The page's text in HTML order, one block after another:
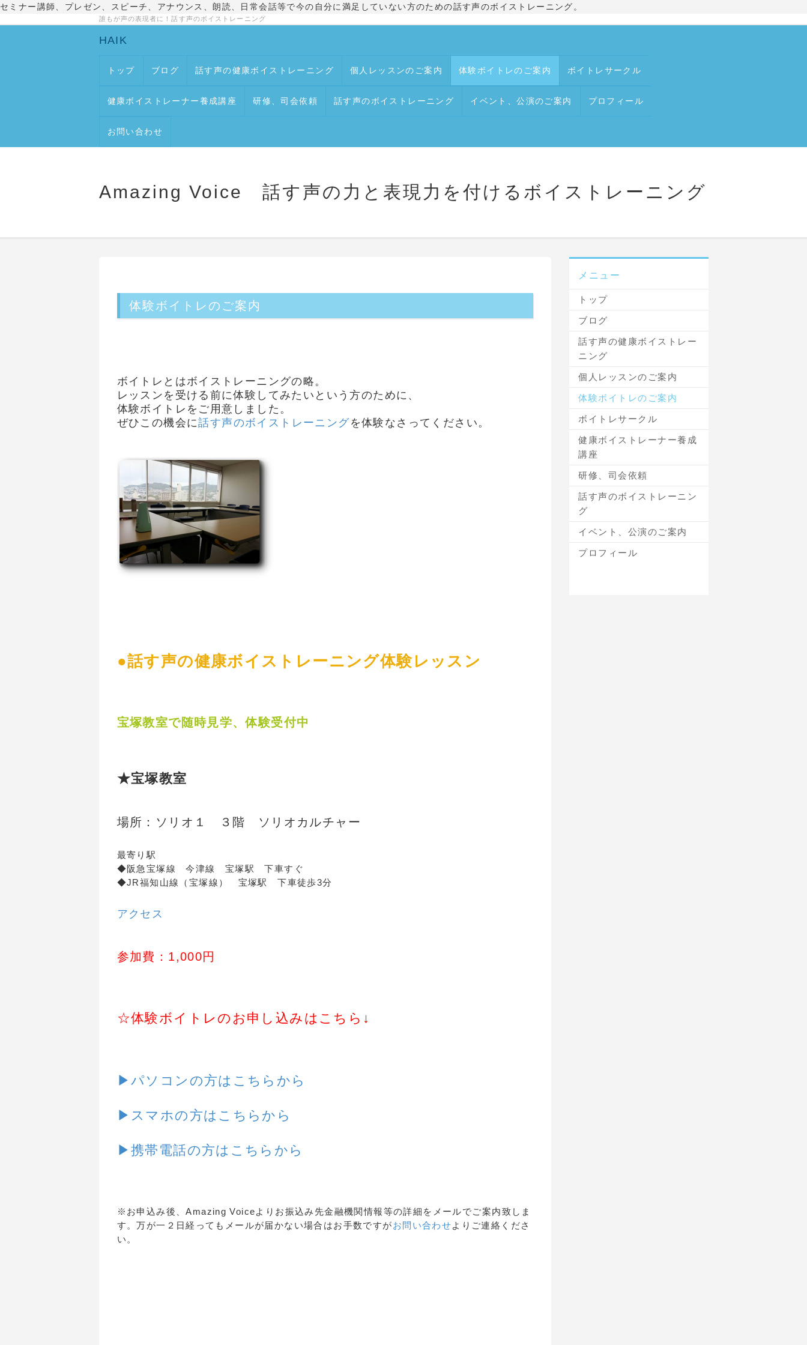
セミナー講師、プレゼン、スピーチ、アナウンス、朗読、日常会話等で今の自分に満足していない方のための話す声のボイストレーニング。
誰もが声の表現者に！話す声のボイストレーニング
HAIK
トップ ブログ 話す声の健康ボイストレーニング 個人レッスンのご案内 体験ボイトレのご案内 ボイトレサークル
健康ボイストレーナー養成講座 研修、司会依頼 話す声のボイストレーニング イベント、公演のご案内 プロフィール
お問い合わせ
Amazing Voice 話す声の力と表現力を付けるボイストレーニング
体験ボイトレのご案内
ボイトレとはボイストレーニングの略。
レッスンを受ける前に体験してみたいという方のために、
体験ボイトレをご用意しました。
ぜひこの機会に話す声のボイストレーニングを体験なさってください。
●話す声の健康ボイストレーニング体験レッスン
宝塚教室で随時見学、体験受付中
★宝塚教室
場所：ソリオ１ ３階 ソリオカルチャー
最寄り駅
◆阪急宝塚線 今津線 宝塚駅 下車すぐ
◆JR福知山線（宝塚線） 宝塚駅 下車徒歩3分
アクセス
参加費：1,000円
☆体験ボイトレのお申し込みはこちら↓
▶パソコンの方はこちらから
▶スマホの方はこちらから
▶携帯電話の方はこちらから
※お申込み後、Amazing Voiceよりお振込み先金融機関情報等の詳細をメールでご案内致しま
す。万が一２日経ってもメールが届かない場合はお手数ですがお問い合わせよりご連絡くださ
い。
メニュー
トップ
ブログ
話す声の健康ボイストレー
ニング
個人レッスンのご案内
体験ボイトレのご案内
ボイトレサークル
健康ボイストレーナー養成
講座
研修、司会依頼
話す声のボイストレーニン
グ
イベント、公演のご案内
プロフィール